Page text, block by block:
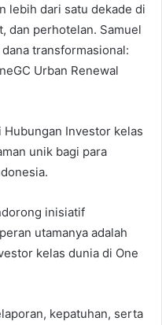
lebih dari satu dekade di
dan perhotelan. Samuel
transformasional:
Urban Renewal
Investor kelas
unik bagi para
inisiatif
utamanya adalah
kelas dunia di One
kepatuhan, serta